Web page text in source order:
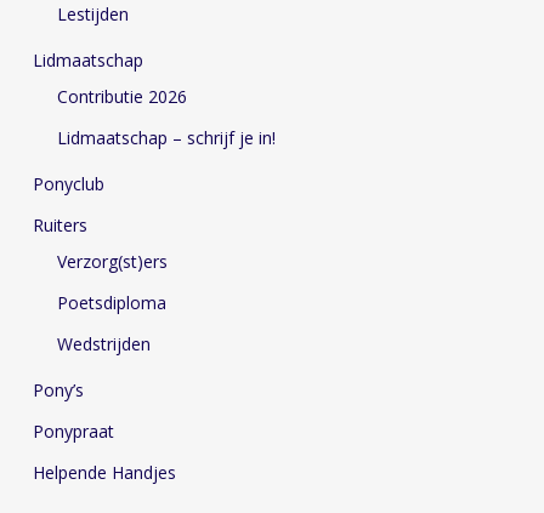
Lestijden
Lidmaatschap
Contributie 2026
Lidmaatschap – schrijf je in!
Ponyclub
Ruiters
Verzorg(st)ers
Poetsdiploma
Wedstrijden
Pony’s
Ponypraat
Helpende Handjes